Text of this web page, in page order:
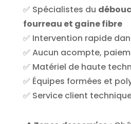
✅ Spécialistes du
fourreau et gaine fibre
✅ Intervention rapide
✅ Aucun acompte,
✅ Matériel de haute
✅ Équipes formées et
✅ Service client